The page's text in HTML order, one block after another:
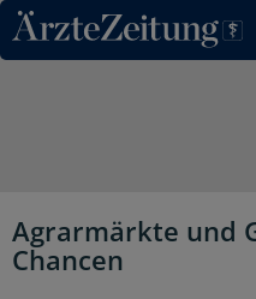
Direkt zum Inhaltsbereich
Agrarmärkte und
Chancen